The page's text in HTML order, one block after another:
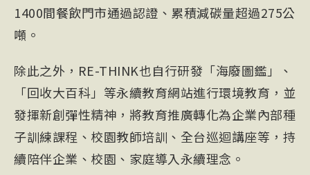
1400間餐飲門市通過認證、累積減碳量超過275公
噸。
除此之外，RE-THINK也自行研發「海廢圖鑑」、
「回收大百科」等永續教育網站進行環境教育，並
發揮新創彈性精神，將教育推廣轉化為企業內部種
子訓練課程、校園教師培訓、全台巡迴講座等，持
續陪伴企業、校園、家庭導入永續理念。